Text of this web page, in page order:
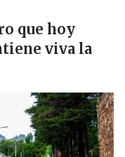
que hoy
viva la